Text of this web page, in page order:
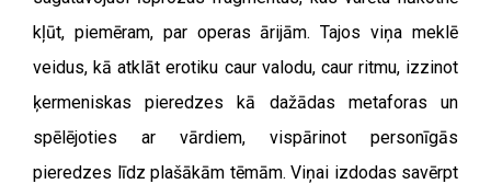
kļūt, piemēram, par operas ārijām. Tajos viņa meklē
veidus, kā atklāt erotiku caur valodu, caur ritmu, izzinot
ķermeniskas pieredzes kā dažādas metaforas un
spēlējoties ar vārdiem, vispārinot personīgās
pieredzes līdz plašākām tēmām. Viņai izdodas savērpt